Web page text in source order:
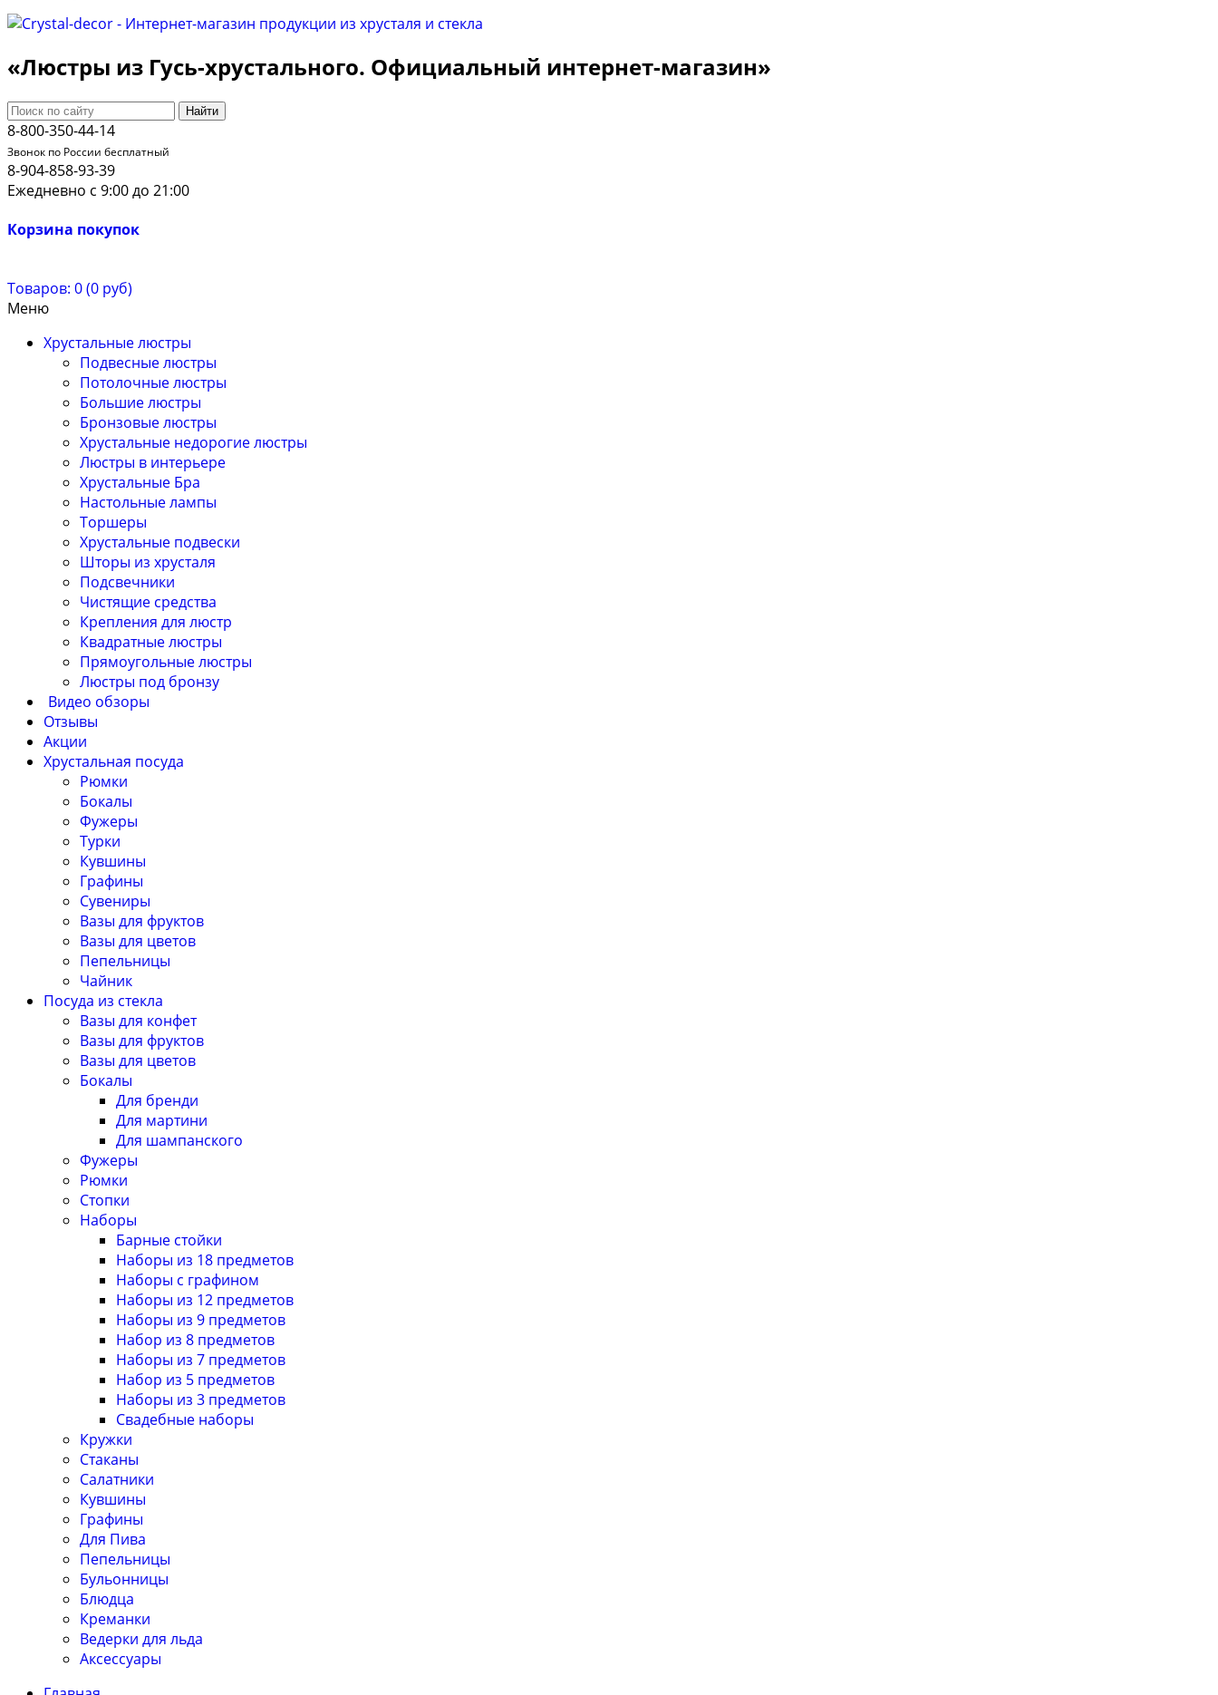
«Люстры из Гусь-хрустального. Официальный интернет-магазин»
Найти
8-800-350-44-14
Звонок по России бесплатный
8-904-858-93-39
Ежедневно с 9:00 до 21:00
Корзина покупок
Товаров: 0 (0 руб)
Меню
Хрустальные люстры
Подвесные люстры
Потолочные люстры
Большие люстры
Бронзовые люстры
Хрустальные недорогие люстры
Люстры в интерьере
Хрустальные Бра
Настольные лампы
Торшеры
Хрустальные подвески
Шторы из хрусталя
Подсвечники
Чистящие средства
Крепления для люстр
Квадратные люстры
Прямоугольные люстры
Люстры под бронзу
Видео обзоры
Отзывы
Акции
Хрустальная посуда
Рюмки
Бокалы
Фужеры
Турки
Кувшины
Графины
Сувениры
Вазы для фруктов
Вазы для цветов
Пепельницы
Чайник
Посуда из стекла
Вазы для конфет
Вазы для фруктов
Вазы для цветов
Бокалы
Для бренди
Для мартини
Для шампанского
Фужеры
Рюмки
Стопки
Наборы
Барные стойки
Наборы из 18 предметов
Наборы с графином
Наборы из 12 предметов
Наборы из 9 предметов
Набор из 8 предметов
Наборы из 7 предметов
Набор из 5 предметов
Наборы из 3 предметов
Свадебные наборы
Кружки
Стаканы
Салатники
Кувшины
Графины
Для Пива
Пепельницы
Бульонницы
Блюдца
Креманки
Ведерки для льда
Аксессуары